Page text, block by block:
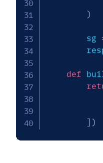
)
        sg
def
] )